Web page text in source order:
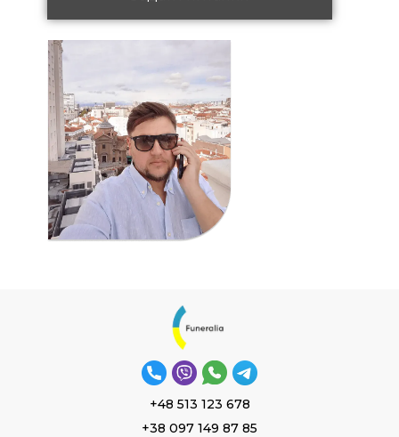
+38 097 149 87 85
+48 513 123 678